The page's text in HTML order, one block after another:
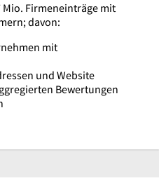
Mio. Firmeneinträge mit
davon:
mit
und Website
Bewertungen